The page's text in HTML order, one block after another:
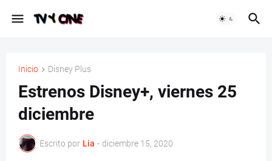
Inicio Disney Plus
Estrenos Disney+, viernes 25
diciembre
Escrito por Lia - diciembre 15, 2020